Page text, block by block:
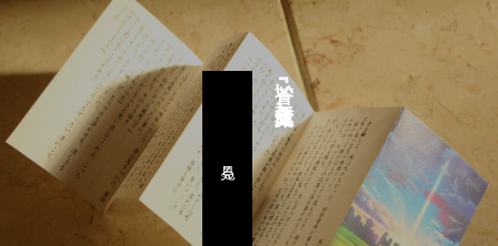
『蒼い殻』豆文庫
見る。